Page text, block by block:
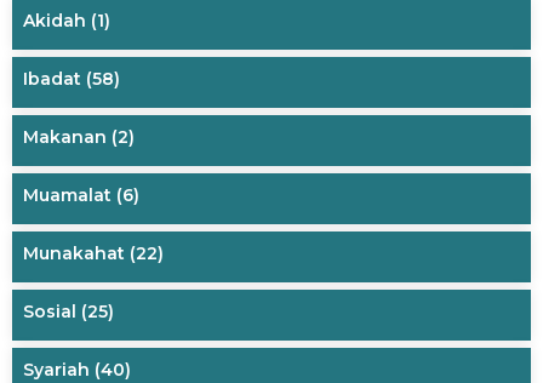
Akidah (1)
Ibadat (58)
Makanan (2)
Muamalat (6)
Munakahat (22)
Sosial (25)
Syariah (40)